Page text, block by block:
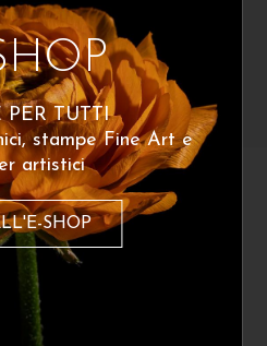
Relic 01
60€
PER TUTTI
stampe Fine Art e
artistici
SHOP